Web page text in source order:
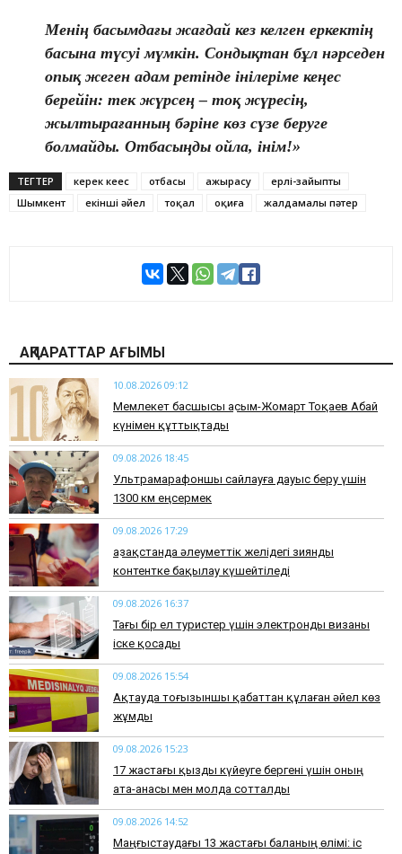
Менің басымдағы жағдай кез келген еркектің
басына түсуі мүмкін. Сондықтан бұл нәрседен
опық жеген адам ретінде інілеріме кеңес
берейін: тек жүрсең – тоқ жүресің,
жылтырағанның бәріне көз сүзе беруге
болмайды. Отбасыңды ойла, інім!»
ТЕГТЕР керек кеңес отбасы ажырасу
ерлі-зайыпты
Шымкент
екінші әйел тоқал оқиға жалдамалы пәтер
АҚПАРАТТАР АҒЫМЫ
10.08.2026 09:12
Мемлекет басшысы Қасым-Жомарт Тоқаев Абай
күнімен құттықтады
09.08.2026 18:45
Ультрамарафоншы сайлауға дауыс беру үшін
1300 км еңсермек
09.08.2026 17:29
Қазақстанда әлеуметтік желідегі зиянды
контентке бақылау күшейтіледі
09.08.2026 16:37
Тағы бір ел туристер үшін электронды визаны
іске қосады
09.08.2026 15:54
Ақтауда тоғызыншы қабаттан құлаған әйел көз
жұмды
09.08.2026 15:23
17 жастағы қызды күйеуге бергені үшін оның
ата-анасы мен молда сотталды
09.08.2026 14:52
Маңғыстаудағы 13 жастағы баланың өлімі: іс